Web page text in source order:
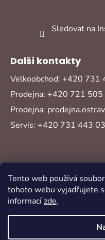
Tento web používá
tohoto webu vyjadřujete
informacízde.
Sledovat na
Další kontakty
Velkoobchod: +420 731
Prodejna: +420 721
Prodejna:
Servis: +420 731 443
Copyright 2026